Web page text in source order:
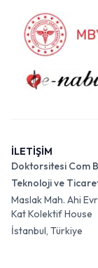
İLETİŞİM
Doktorsitesi Com
Teknoloji ve
Maslak Mah. Ahi
Kat Kolektif House
İstanbul, Türkiye